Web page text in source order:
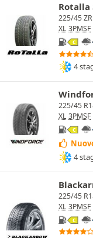
Rotalla
225/45
XL 3PMSF
C
4
225/45
XL 3PMSF
C
4
225/45
XL 3PMSF
C